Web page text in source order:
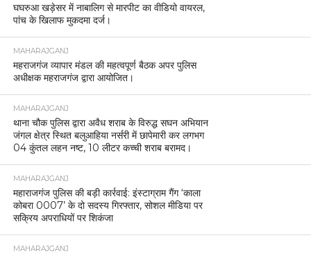
घघरुआ खड़ेसर में नाबालिग से मारपीट का वीडियो वायरल,
पांच के खिलाफ मुकदमा दर्ज।
MAHARAJGANJ
महराजगंज व्यापार मंडल की महत्वपूर्ण बैठक अपर पुलिस
अधीक्षक महराजगंज द्वारा आयोजित।
MAHARAJGANJ
थाना चौक पुलिस द्वारा अवैध शराब के विरुद्ध सघन अभियान
जंगल क्षेत्र स्थित बलुआहिया नर्सरी में छापेमारी कर लगभग
04 कुंतल लहन नष्ट, 10 लीटर कच्ची शराब बरामद।
MAHARAJGANJ
महाराजगंज पुलिस की बड़ी कार्रवाई: इंस्टाग्राम गैंग ‘काला
कोबरा 0007’ के दो सदस्य गिरफ्तार, सोशल मीडिया पर
सक्रिय अपराधियों पर शिकंजा
MAHARAJGANJ